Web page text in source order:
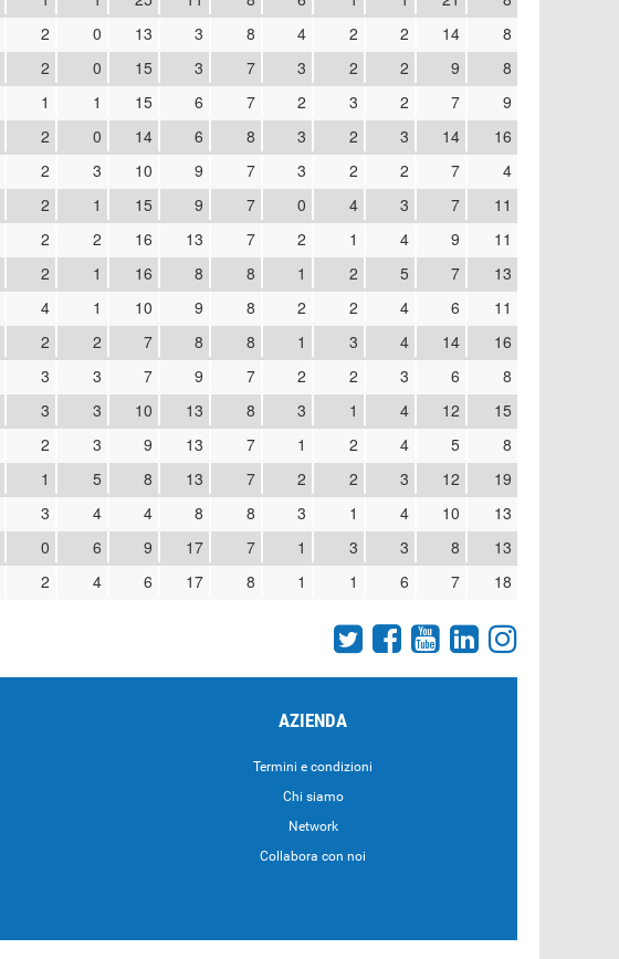
2 0 13 3 8 4 2 2 14
8
2 0 15 3 7 3 2 2 9
8
1 1 15 6 7 2 3 2 7
9
2 0 14 6 8 3 2 3 14
16
2 3 10 9 7 3 2 2 7
4
2 1 15 9 7 0 4 3 7
11
2 2 16 13 7 2 1 4 9
11
2 1 16 8 8 1 2 5 7
13
4 1 10 9 8 2 2 4 6
11
2 2 7 8 8 1 3 4 14
16
3 3 7 9 7 2 2 3 6
8
3 3 10 13 8 3 1 4 12
15
2 3 9 13 7 1 2 4 5
8
1 5 8 13 7 2 2 3 12
19
3 4 4 8 8 3 1 4 10
13
0 6 9 17 7 1 3 3 8
13
2 4 6 17 8 1 1 6 7 18
AZIENDA
Termini e condizioni
Chi siamo
Network
Collabora con noi